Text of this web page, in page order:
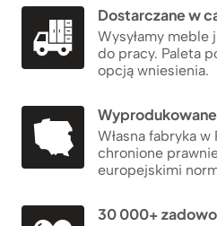
Dostarczane w
Wysyłamy
do pracy. Paleta
opcją wniesienia.
Własna fabryka
chronione
europejskimi
30 000+